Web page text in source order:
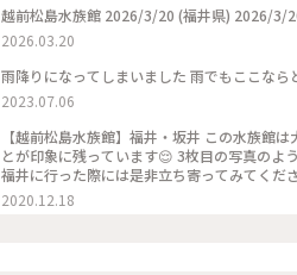
2026.03.20
雨降りになってしまいました
2023.07.06
【越前松島水族館】福井・坂井 この水族館は大きくないですが、あまり他の水族館では見れない魚たちが見れたこ
とが印象に残っています😌 3枚目の写真のよ
福井に行った際には是非立ち寄ってみてくだ
2020.12.18